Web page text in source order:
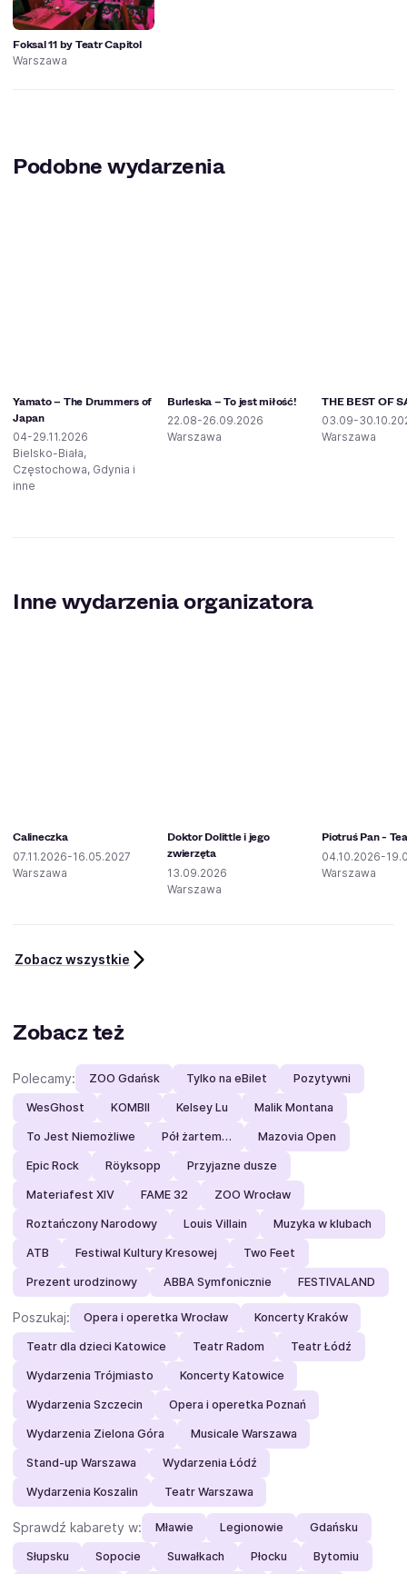
Foksal 11 by Teatr Capitol
Warszawa
Podobne wydarzenia
Yamato – The Drummers of
Japan
04-29.11.2026
Bielsko-Biała,
Częstochowa, Gdynia i
inne
Burleska – To jest miłość!
22.08-26.09.2026
Warszawa
THE BEST OF
03.09-
Warszawa
Inne wydarzenia organizatora
Calineczka
07.11.2026-16.05.2027
Warszawa
Doktor Dolittle i jego
zwierzęta
13.09.2026
Warszawa
Piotruś Pan -
04.10.2026-
Warszawa
Zobacz wszystkie
Zobacz też
Polecamy: ZOO Gdańsk Tylko na eBilet Pozytywni
WesGhost KOMBII Kelsey Lu Malik Montana
To Jest Niemożliwe Pół żartem… Mazovia Open
Epic Rock Röyksopp Przyjazne dusze
Materiafest XIV FAME 32 ZOO Wrocław
Roztańczony Narodowy Louis Villain Muzyka w klubach
ATB Festiwal Kultury Kresowej Two Feet
Prezent urodzinowy ABBA Symfonicznie FESTIVALAND
Poszukaj: Opera i operetka Wrocław Koncerty Kraków
Teatr dla dzieci Katowice Teatr Radom Teatr Łódź
Wydarzenia Trójmiasto Koncerty Katowice
Wydarzenia Szczecin Opera i operetka Poznań
Wydarzenia Zielona Góra Musicale Warszawa
Stand-up Warszawa Wydarzenia Łódź
Wydarzenia Koszalin Teatr Warszawa
Sprawdź kabarety w: Mławie Legionowie Gdańsku
Słupsku Sopocie Suwałkach Płocku Bytomiu